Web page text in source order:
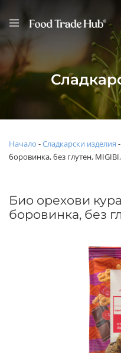
Начало -Сладкарски изделия -
боровинка, без глутен,
Био орехови
боровинка, без